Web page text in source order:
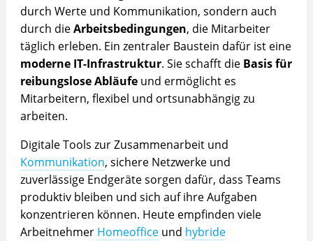
durch Werte und Kommunikation, sondern auch
durch dieArbeitsbedingungen, die Mitarbeiter
täglich erleben. Ein zentraler Baustein dafür ist eine
moderne IT-Infrastruktur. Sie schafft die Basis für
reibungslose Abläufeund ermöglicht es
Mitarbeitern, flexibel und ortsunabhängig zu
arbeiten.
Digitale Tools zur Zusammenarbeit und
Kommunikation, sichere Netzwerke und
zuverlässige Endgeräte sorgen dafür, dass Teams
produktiv bleiben und sich auf ihre Aufgaben
konzentrieren können. Heute empfinden viele
Arbeitnehmer Homeofficeund hybride